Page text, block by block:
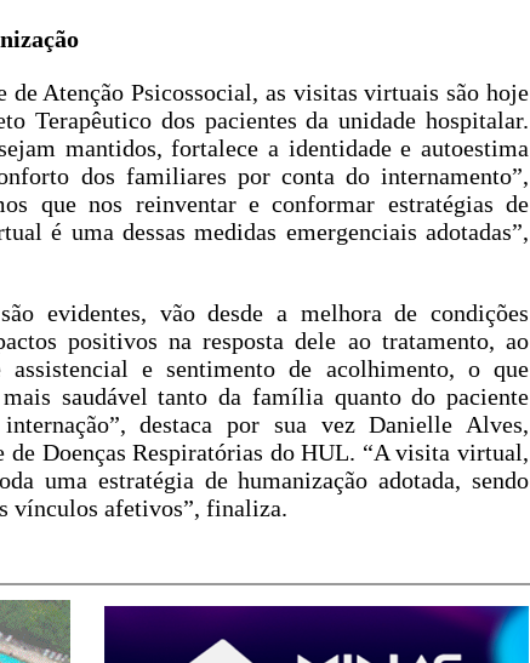
de Atenção Psicossocial, as visitas virtuais são hoje
Terapêutico dos pacientes da unidade hospitalar.
mantidos, fortalece a identidade e autoestima
dos familiares por conta do internamento”,
que nos reinventar e conformar estratégias de
é uma dessas medidas emergenciais adotadas”,
evidentes, vão desde a melhora de condições
positivos na resposta dele ao tratamento, ao
e sentimento de acolhimento, o que
saudável tanto da família quanto do paciente
destaca por sua vez Danielle Alves,
de Doenças Respiratórias do HUL. “A visita virtual,
uma estratégia de humanização adotada, sendo
vínculos afetivos”, finaliza.